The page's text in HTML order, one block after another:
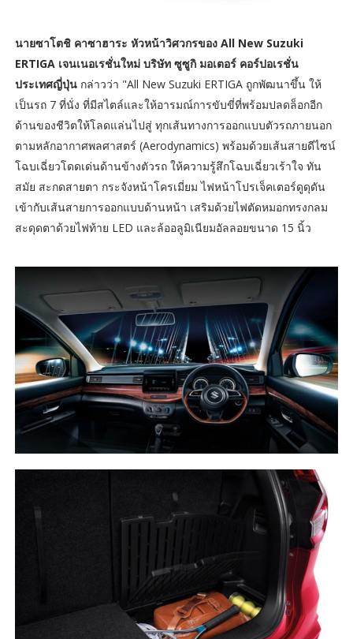
นายซาโตชิ คาซาฮาระ หัวหน้าวิศวกรของ All New Suzuki
ERTIGA เจนเนอเรชั่นใหม่ บริษัท ซูซูกิ มอเตอร์ คอร์ปอเรชั่น
ประเทศญี่ปุ่น กล่าวว่า "All New Suzuki ERTIGA ถูกพัฒนาขึ้น ให้
เป็นรถ 7 ที่นั่ง ที่มีสไตล์และให้อารมณ์การขับขี่ที่พร้อมปลดล็อกอีก
ด้านของชีวิตให้โลดแล่นไปสู่ ทุกเส้นทางการออกแบบตัวรถภายนอก
ตามหลักอากาศพลศาสตร์ (Aerodynamics) พร้อมด้วยเส้นสายดีไซน์
โฉบเฉี่ยวโดดเด่นด้านข้างตัวรถ ให้ความรู้สึกโฉบเฉี่ยวเร้าใจ ทัน
สมัย สะกดสายตา กระจังหน้าโครเมี่ยม ไฟหน้าโปรเจ็คเตอร์ดูดุดัน
เข้ากับเส้นสายการออกแบบด้านหน้า เสริมด้วยไฟตัดหมอกทรงกลม
สะดุดตาด้วยไฟท้าย LED และล้ออลูมิเนียมอัลลอยขนาด 15 นิ้ว